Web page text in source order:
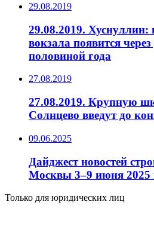
29.08.2019
29.08.2019. Хуснуллин:
вокзала появится
половиной года
27.08.2019
27.08.2019. Крупную
Солнцево введут до
09.06.2025
Дайджест новостей
Москвы 3–9 июня 2025
Только для юридических лиц